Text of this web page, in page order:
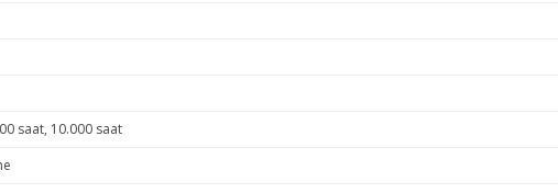
saat, 10.000 saat